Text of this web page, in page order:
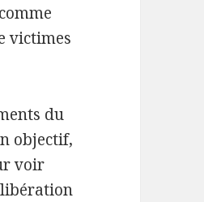
victimes
du
objectif,
voir
libération